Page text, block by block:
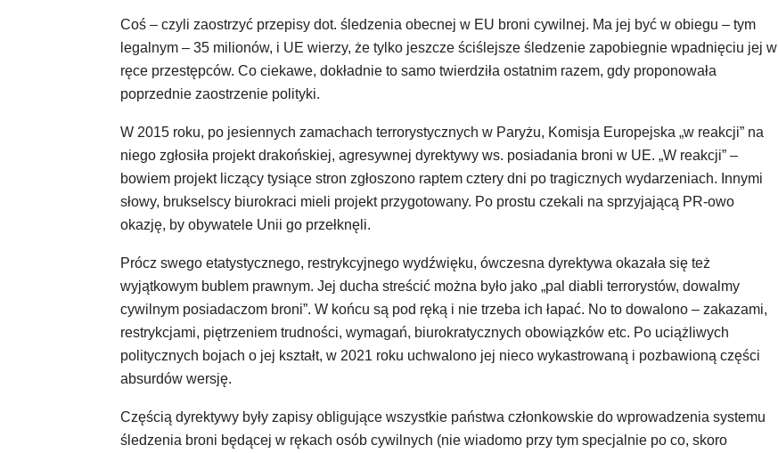
Coś – czyli zaostrzyć przepisy dot. śledzenia obecnej w EU broni cywilnej. Ma jej być w obiegu – tym
legalnym – 35 milionów, i UE wierzy, że tylko jeszcze ściślejsze śledzenie zapobiegnie wpadnięciu jej w
ręce przestępców. Co ciekawe, dokładnie to samo twierdziła ostatnim razem, gdy proponowała
poprzednie zaostrzenie polityki.
W 2015 roku, po jesiennych zamachach terrorystycznych w Paryżu, Komisja Europejska „w reakcji” na
niego zgłosiła projekt drakońskiej, agresywnej dyrektywy ws. posiadania broni w UE. „W reakcji” –
bowiem projekt liczący tysiące stron zgłoszono raptem cztery dni po tragicznych wydarzeniach. Innymi
słowy, brukselscy biurokraci mieli projekt przygotowany. Po prostu czekali na sprzyjającą PR-owo
okazję, by obywatele Unii go przełknęli.
Prócz swego etatystycznego, restrykcyjnego wydźwięku, ówczesna dyrektywa okazała się też
wyjątkowym bublem prawnym. Jej ducha streścić można było jako „pal diabli terrorystów, dowalmy
cywilnym posiadaczom broni”. W końcu są pod ręką i nie trzeba ich łapać. No to dowalono – zakazami,
restrykcjami, piętrzeniem trudności, wymagań, biurokratycznych obowiązków etc. Po uciążliwych
politycznych bojach o jej kształt, w 2021 roku uchwalono jej nieco wykastrowaną i pozbawioną części
absurdów wersję.
Częścią dyrektywy były zapisy obligujące wszystkie państwa członkowskie do wprowadzenia systemu
śledzenia broni będącej w rękach osób cywilnych (nie wiadomo przy tym specjalnie po co, skoro